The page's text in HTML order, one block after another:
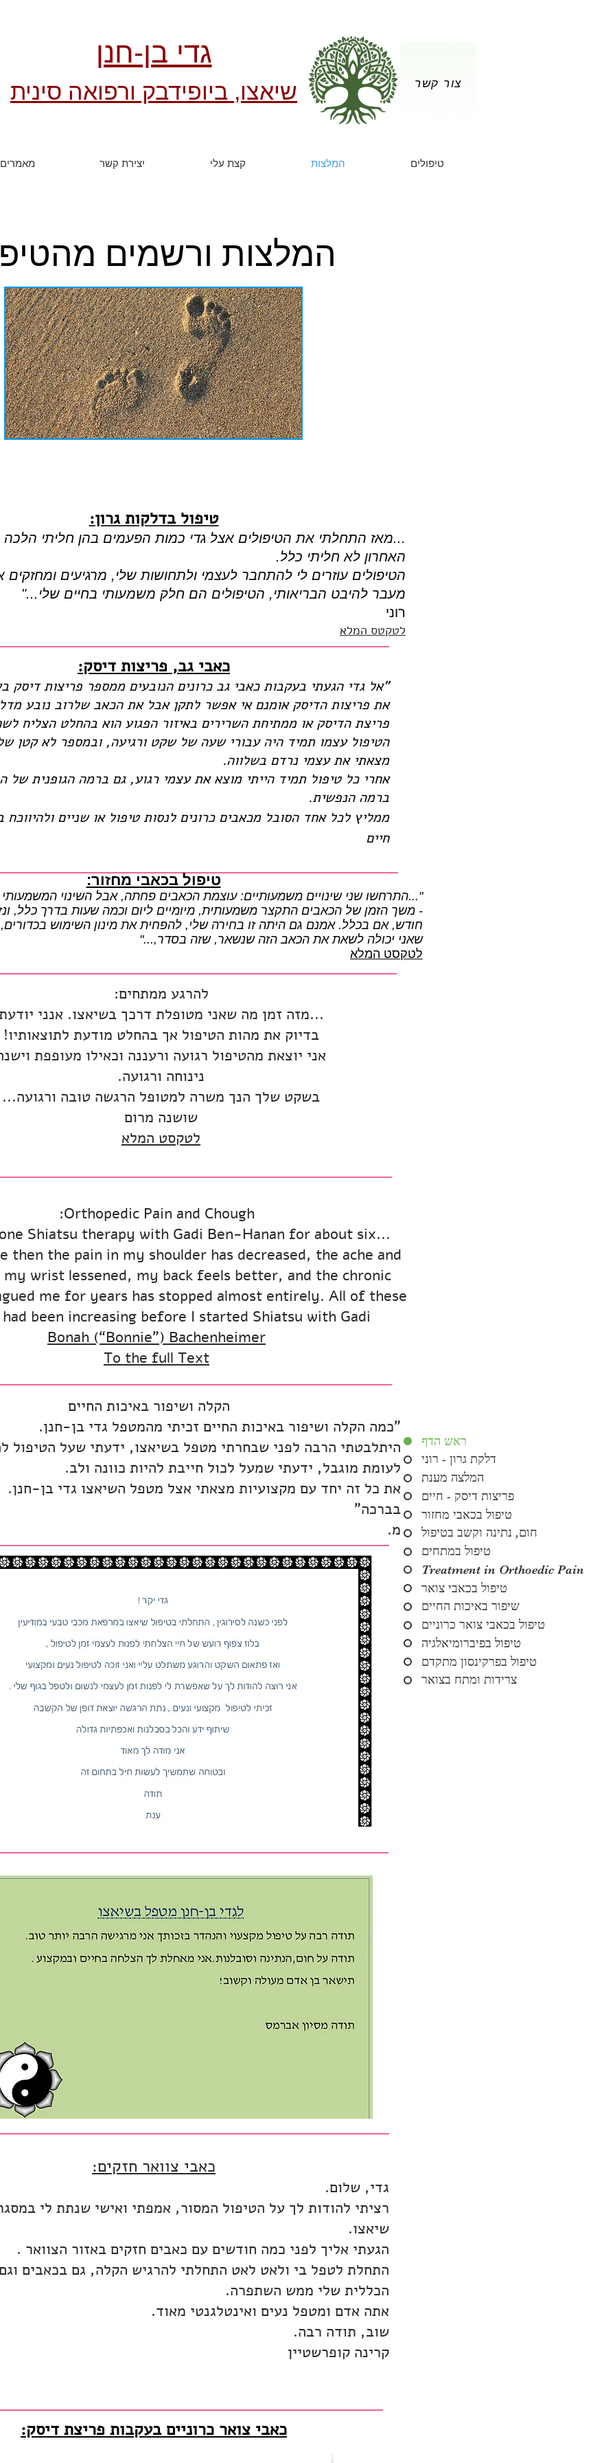
צור קשר
גדי בן-חנן
שיאצו, ביופידבק ורפואה סינית
טיפולים המלצות קצת עלי יצירת קשר מאמרים
ראש הדף
דלקת גרון - רוני
המלצה מענת
פריצות דיסק - חיים
טיפול בכאבי מחזור
חום, נתינה וקשב בטיפול
טיפול במתחים
Treatment in Orthoedic Pain
טיפול בכאבי צואר
שיפור באיכות החיים
טיפול בכאבי צואר כרוניים
טיפול בפיברומיאלגיה
טיפול בפרקינסון מתקדם
צרידות ומתח בצואר
המלצות ורשמים
טיפול בדלקות גרון:
...מאז התחלתי את הטיפולים אצל גדי כמות הפעמים בהן חליתי הלכה
האחרון לא חליתי כלל.
הטיפולים עוזרים לי להתחבר לעצמי ולתחושות שלי, מרגיעים ומחזקים
מעבר להיבט הבריאותי, הטיפולים הם חלק משמעותי בחיים שלי..."
רוני
לטקטס המלא
כאבי גב, פריצות דיסק:
"אל גדי הגעתי בעקבות כאבי גב כרונים הנובעים ממספר פריצות דיסק
את פריצות הדיסק אומנם אי אפשר לתקן אבל את הכאב שלרוב נובע
פריצת הדיסק או ממתיחת השרירים באיזור הפגוע הוא בהחלט הצליח
הטיפול עצמו תמיד היה עבורי שעה של שקט ורגיעה, ובמספר לא קטן
מצאתי את עצמי נרדם בשלווה.
אחרי כל טיפול תמיד הייתי מוצא את עצמי רגוע, גם ברמה הגופנית של
ברמה הנפשית.
ממליץ לכל אחד הסובל מכאבים כרונים לנסות טיפול או שניים
חיים
טיפול בכאבי מחזור:
"...התרחשו שני שינויים משמעותיים: עוצמת הכאבים פחתה, אבל השינוי המשמעותי
- משך הזמן של הכאבים התקצר משמעותית, מיומיים ליום וכמה שעות בדרך כלל,
חודש, אם בכלל. אמנם גם היתה זו בחירה שלי, להפחית את מינון השימוש
שאני יכולה לשאת את הכאב הזה שנשאר, שזה בסדר,..."
לטקסט המלא
להרגע ממתחים:
...מזה זמן מה שאני מטופלת דרכך בשיאצו. אנני
בדיוק את מהות הטיפול אך בהחלט מודעת לתוצאותיו!
אני יוצאת מהטיפול רגועה ורעננה וכאילו מעופפת
נינוחה ורגועה.
בשקט שלך הנך משרה למטופל הרגשה טובה ורגועה...
שושנה מרום
לטקסט המלא
Orthopedic Pain and Chough:
Shiatsu therapy with Gadi Ben-Hanan for about six
then the pain in my shoulder has decreased, the ache and
wrist lessened, my back feels better, and the chronic
me for years has stopped almost entirely. All of these
been increasing before I started Shiatsu with Gadi...
Bonah (“Bonnie”) Bachenheimer
To the full Text
הקלה ושיפור באיכות החיים
"כמה הקלה ושיפור באיכות החיים זכיתי מהמטפל גדי בן-חנן.
היתלבטתי הרבה לפני שבחרתי מטפל בשיאצו, ידעתי שעל הטיפול
לעומת מוגבל, ידעתי שמעל לכול חייבת להיות כוונה ולב.
את כל זה יחד עם מקצועיות מצאתי אצל מטפל השיאצו גדי בן-חנן.
בברכה"
מ.
כאבי צוואר חזקים:
גדי, שלום.
רציתי להודות לך על הטיפול המסור, אמפתי ואישי שנתת לי
שיאצו.
הגעתי אליך לפני כמה חודשים עם כאבים חזקים באזור הצוואר .
התחלת לטפל בי ולאט לאט התחלתי להרגיש הקלה, גם בכאבים
הכללית שלי ממש השתפרה.
אתה אדם ומטפל נעים ואינטלגנטי מאוד.
שוב, תודה רבה.
קרינה קופרשטיין
כאבי צואר כרוניים בעקבות פריצת דיסק: